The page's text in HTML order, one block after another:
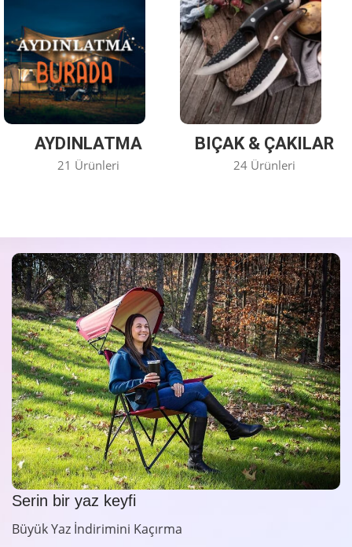
AYDINLATMA
21 Ürünleri
BIÇAK & ÇAKILAR
24 Ürünleri
Serin bir yaz keyfi
Büyük Yaz İndirimini Kaçırma